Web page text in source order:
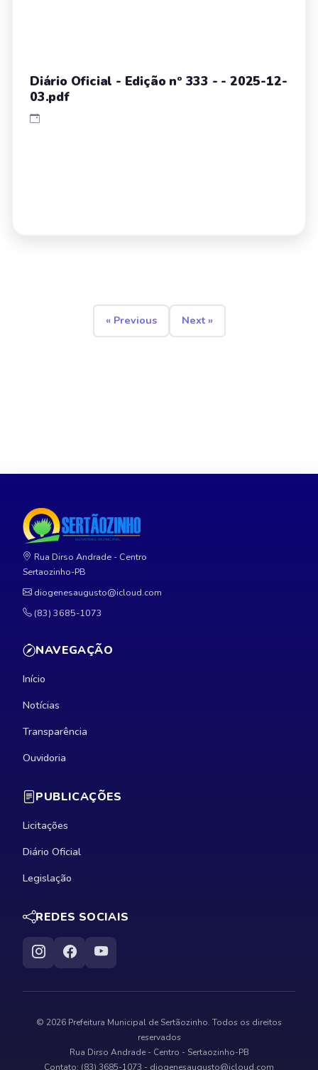
Diário Oficial - Edição nº 333 - - 2025-12-
03.pdf
« Previous Next »
Rua Dirso Andrade - Centro
Sertaozinho-PB
diogenesaugusto@icloud.com
(83) 3685-1073
NAVEGAÇÃO
Início
Notícias
Transparência
Ouvidoria
PUBLICAÇÕES
Licitações
Diário Oficial
Legislação
REDES SOCIAIS
© 2026 Prefeitura Municipal de Sertãozinho. Todos os direitos
reservados
Rua Dirso Andrade - Centro - Sertaozinho-PB
Contato: (83) 3685-1073 - diogenesaugusto@icloud.com